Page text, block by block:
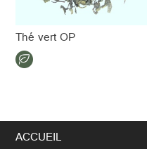
Thé vert OP
ACCUEIL